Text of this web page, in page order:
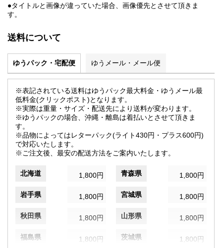
●タイトルと画像が違っていた場合、画像優先とさせて頂きま
す。
送料について
ゆうパック・宅配便 ゆうメール・メール便
※表記されている送料はゆうパック最大料金・ゆうメール最
低料金(クリックポスト)となります。
※実際は重量・サイズ・配送先により送料が変わります。
※ゆうパックの場合、沖縄・離島は着払いとさせて頂きま
す。
※品物によってはレターパック(ライト430円・プラス600円)
で対応いたします。
※ご注文後、最安の配送方法をご案内いたします。
北海道 1,800円 青森県 1,800円
岩手県 1,800円 宮城県 1,800円
秋田県 1,800円 山形県 1,800円
福島県 1,800円 茨城県 1,800円